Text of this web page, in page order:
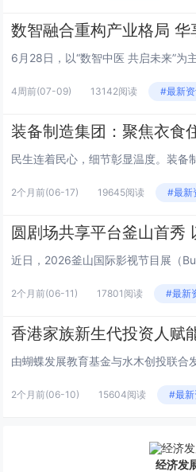
4周前(07-09) 13142阅读 #最新
装备制造集团：聚焦衣食
2个月前(06-17) 19645阅读 #最新
2个月前(06-11) 17801阅读 #最新
2个月前(06-10) 15604阅读 #最
经济发